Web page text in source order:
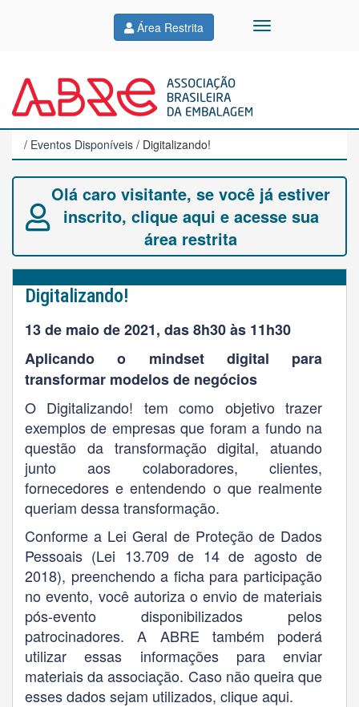
Área Restrita
/ Eventos Disponíveis / Digitalizando!
Olá caro visitante, se você já estiver
inscrito, clique aqui e acesse sua
área restrita
Digitalizando!
13 de maio de 2021, das 8h30 às 11h30
Aplicando o mindset digital para
transformar modelos de negócios
O Digitalizando! tem como objetivo trazer
exemplos de empresas que foram a fundo na
questão da transformação digital, atuando
junto aos colaboradores, clientes,
fornecedores e entendendo o que realmente
queriam dessa transformação.
Conforme a Lei Geral de Proteção de Dados
Pessoais (Lei 13.709 de 14 de agosto de
2018), preenchendo a ficha para participação
no evento, você autoriza o envio de materiais
pós-evento disponibilizados pelos
patrocinadores. A ABRE também poderá
utilizar essas informações para enviar
materiais da associação. Caso não queira que
esses dados sejam utilizados, clique aqui.